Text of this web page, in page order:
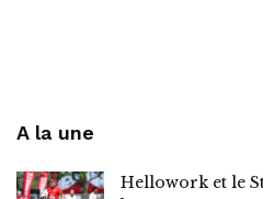
A la une
Hellowork et le